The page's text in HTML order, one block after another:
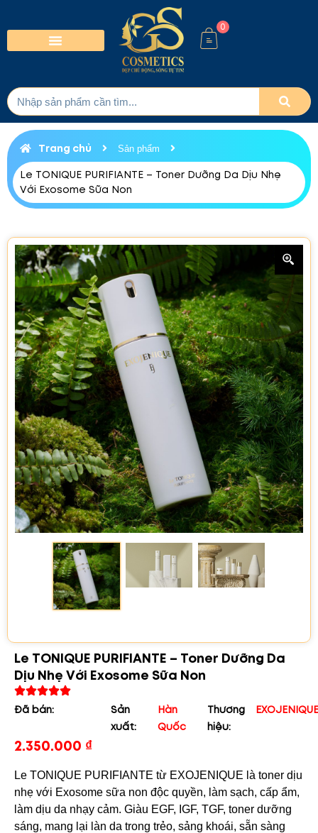
0
Trang chủ Sản phẩm
Le TONIQUE PURIFIANTE – Toner Dưỡng Da Dịu Nhẹ
Với Exosome Sữa Non
Le TONIQUE PURIFIANTE – Toner Dưỡng Da
Dịu Nhẹ Với Exosome Sữa Non
Đã bán:
Sản
xuất:
Hàn
Quốc
Thương
hiệu:
2.350.000 ₫
Le TONIQUE PURIFIANTE từ EXOJENIQUE là toner dịu
nhẹ với Exosome sữa non độc quyền, làm sạch, cấp ẩm,
làm dịu da nhạy cảm. Giàu EGF, IGF, TGF, toner dưỡng
sáng, mang lại làn da trong trẻo, sảng khoái, sẵn sàng